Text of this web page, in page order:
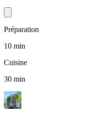
Préparation
10 min
Cuisine
30 min